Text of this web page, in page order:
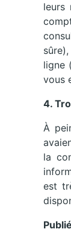
leurs
ligne
vous
4.
À
la
est